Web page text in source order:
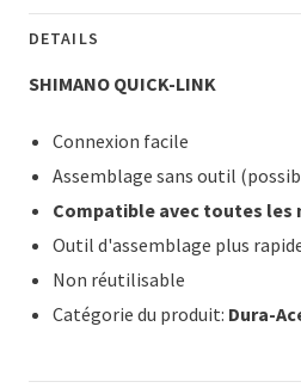
DETAILS
SHIMANO QUICK-LINK
Connexion facile
Assemblage sans outil
Compatible avec toutes les
Outil d'assemblage plus
Non réutilisable
Catégorie du produit: Dura-